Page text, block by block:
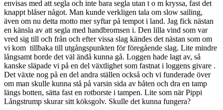
envisas med att segla och inte bara segla utan t o m kryssa, fast det
knappt blåser något. Man kunde verkligen tala om slow sailing,
även om nu detta motto mer syftar på tempot i land. Jag fick nästan
en känsla av att segla med handbromsen i. Den lilla vind som var
vred sig till och från och efter vissa slag kändes det nästan som om
vi kom tillbaka till utgångspunkten för föregående slag. Lite mindre
långsamt borde det väl ändå kunna gå. Loggen hade lagt av, så
kanske släpade vi på en del växtlighet som fastnat i loggens givare .
Det växte nog på en del andra ställen också och vi funderade över
om man skulle kunna stå på varsin sida av båten och dra en tamp
längs botten, sätta fast en rotborste i tampen. Lite som när Pippi
Långstrump skurar sitt köksgolv. Skulle det kunna fungera?